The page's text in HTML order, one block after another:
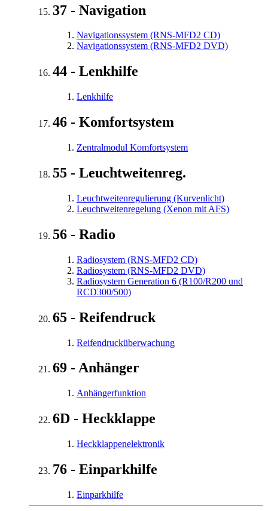
37 - Navigation
Navigationssystem (RNS-MFD2 CD)
Navigationssystem (RNS-MFD2 DVD)
44 - Lenkhilfe
Lenkhilfe
46 - Komfortsystem
Zentralmodul Komfortsystem
55 - Leuchtweitenreg.
Leuchtweitenregulierung (Kurvenlicht)
Leuchtweitenregelung (Xenon mit AFS)
56 - Radio
Radiosystem (RNS-MFD2 CD)
Radiosystem (RNS-MFD2 DVD)
Radiosystem Generation 6 (R100/R200 und
RCD300/500)
65 - Reifendruck
Reifendrucküberwachung
69 - Anhänger
Anhängerfunktion
6D - Heckklappe
Heckklappenelektronik
76 - Einparkhilfe
Einparkhilfe